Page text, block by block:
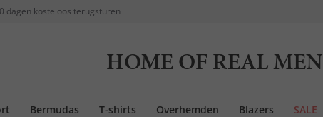
dagen kosteloos terugsturen
HOME OF REAL MEN
Bermudas T-shirts Overhemden Blazers SALE